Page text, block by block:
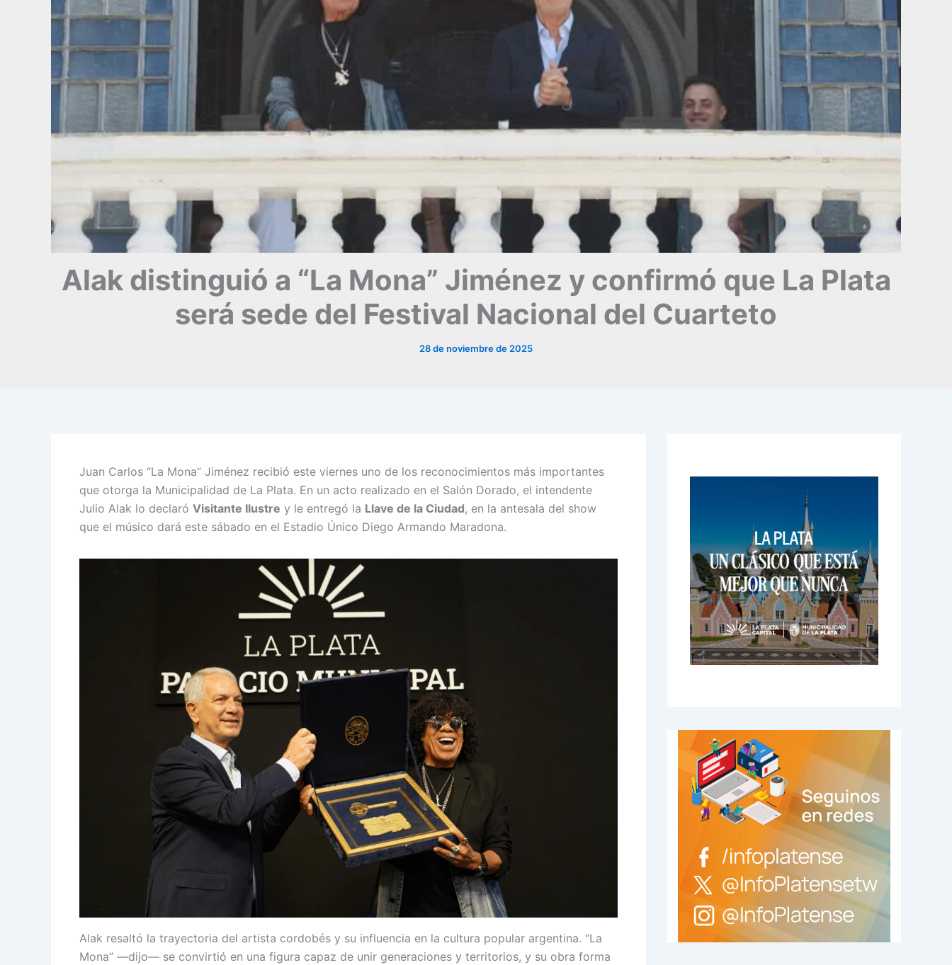
Alak distinguió a “La Mona” Jiménez y confirmó que La Plata
será sede del Festival Nacional del Cuarteto
28 de noviembre de 2025
Juan Carlos “La Mona” Jiménez recibió este viernes uno de los reconocimientos más importantes
que otorga la Municipalidad de La Plata. En un acto realizado en el Salón Dorado, el intendente
Julio Alak lo declaró Visitante Ilustre y le entregó la Llave de la Ciudad, en la antesala del show
que el músico dará este sábado en el Estadio Único Diego Armando Maradona.
Alak resaltó la trayectoria del artista cordobés y su influencia en la cultura popular argentina. “La
Mona” —dijo— se convirtió en una figura capaz de unir generaciones y territorios, y su obra forma